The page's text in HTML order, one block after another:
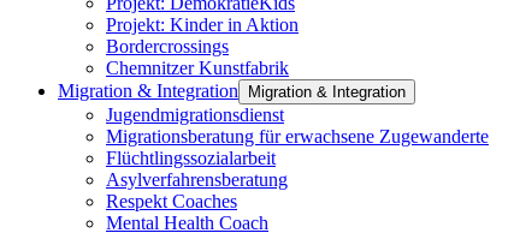
Projekt: Kinder in Aktion
Bordercrossings
Chemnitzer Kunstfabrik
Migration & Integration
Migration & Integration
Jugendmigrationsdienst
Migrationsberatung für erwachsene Zugewanderte
Flüchtlingssozialarbeit
Asylverfahrensberatung
Respekt Coaches
Mental Health Coach